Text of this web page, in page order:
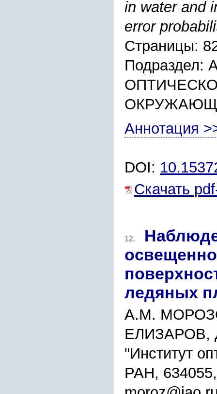
in water and
error
Страницы:
Аннотация
DOI:
Скачать
12.
ледяных
А.М.
ЕЛИЗАРОВ,
"Институт
РАН,